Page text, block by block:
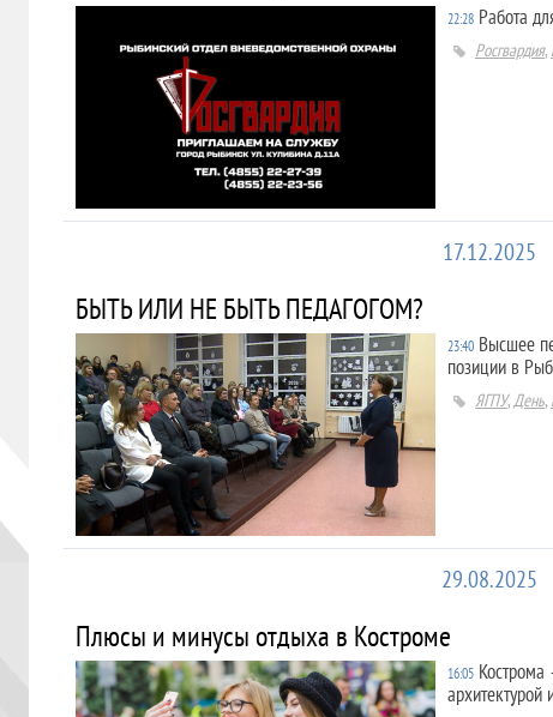
22:28 Работа
Росгвардия,
17.12.2025
БЫТЬ ИЛИ НЕ БЫТЬ ПЕДАГОГОМ?
23:40 Высшее
позиции в
ЯГПУ,День,
29.08.2025
Плюсы и минусы отдыха в Костроме
16:05 Кострома